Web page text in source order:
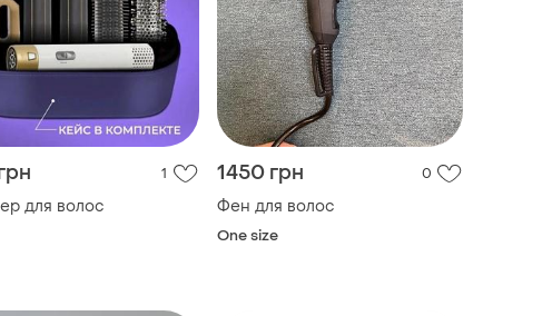
1
для волос
1450 грн 0
Фен для волос
One size